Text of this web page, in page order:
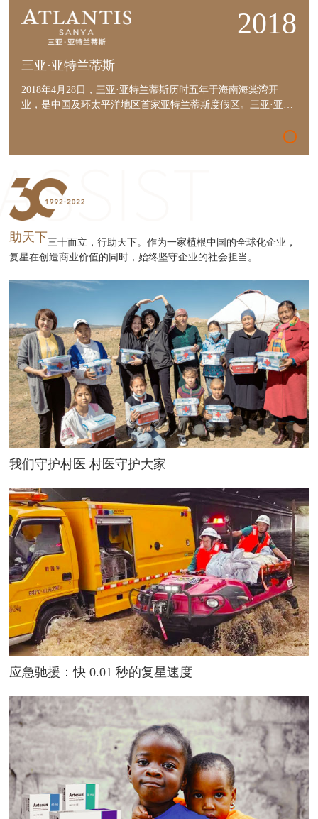
2018
三亚·亚特兰蒂斯
2018年4月28日，三亚·亚特兰蒂斯历时五年于海南海棠湾开
业，是中国及环太平洋地区首家亚特兰蒂斯度假区。三亚·亚特
手打造，集度假酒店、娱乐、餐饮、购物、演艺、物业、国际
房的度假酒店于—体，成为家庭亲子旅游首选地和休闲度假网
红打卡地。
助天下三十而立，行助天下。作为一家植根中国的全球化企业，
复星在创造商业价值的同时，始终坚守企业的社会担当。
我们守护村医 村医守护大家
应急驰援：快 0.01 秒的复星速度